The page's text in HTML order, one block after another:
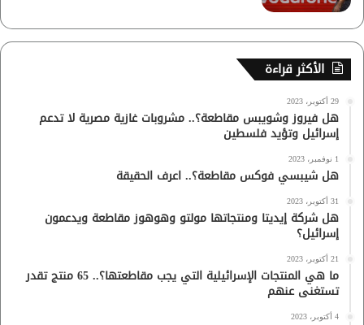
الأكثر قراءة
29 أكتوبر، 2023
هل فيروز وشويبس مقاطعة؟.. مشروبات غازية مصرية لا تدعم
إسرائيل وتؤيد فلسطين
1 نوفمبر، 2023
هل شيبسي فوكس مقاطعة؟.. اعرف الحقيقة
31 أكتوبر، 2023
هل شركة إيديتا ومنتجاتها مولتو وهوهوز مقاطعة ويدعمون
إسرائيل؟
21 أكتوبر، 2023
ما هي المنتجات الإسرائيلية التي يجب مقاطعتها؟.. 65 منتج تقدر
تستغنى عنهم
4 أكتوبر، 2023